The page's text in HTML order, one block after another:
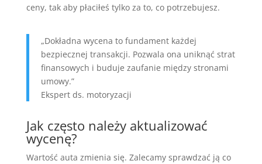
ceny, tak aby płaciłeś tylko za to, co potrzebujesz.
„Dokładna wycena to fundament każdej
bezpiecznej transakcji. Pozwala ona uniknąć strat
finansowych i buduje zaufanie między stronami
umowy.”
Ekspert ds. motoryzacji
Jak często należy aktualizować
wycenę?
Wartość auta zmienia się. Zalecamy sprawdzać ją co